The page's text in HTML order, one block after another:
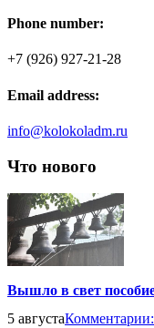
Phone number:
+7 (926) 927-21-28
Email address:
info@kolokoladm.ru
Что нового
Вышло в свет
5 августаКомментарии: